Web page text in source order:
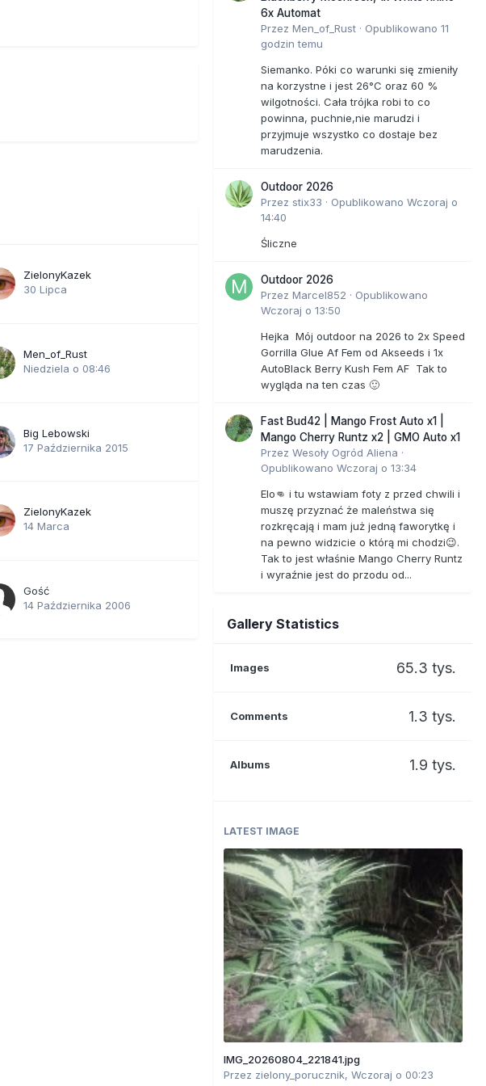
ZielonyKazek
30 Lipca
Men_of_Rust
Niedziela o 08:46
Big Lebowski
17 Października 2015
ZielonyKazek
14 Marca
Gość
14 Października 2006
6x Automat
Przez Men_of_Rust · Opublikowano 11
godzin temu
Siemanko. Póki co warunki się zmieniły
na korzystne i jest 26°C oraz 60 %
wilgotności. Cała trójka robi to co
powinna, puchnie,nie marudzi i
przyjmuje wszystko co dostaje bez
marudzenia.
Outdoor 2026
Przez stix33 · Opublikowano Wczoraj o
14:40
Śliczne
Outdoor 2026
Przez Marcel852 · Opublikowano
Wczoraj o 13:50
Hejka Mój outdoor na 2026 to 2x Speed
Gorrilla Glue Af Fem od Akseeds i 1x
AutoBlack Berry Kush Fem AF Tak to
wygląda na ten czas 🙂
Fast Bud42 | Mango Frost Auto x1 |
Mango Cherry Runtz x2 | GMO Auto x1
Przez Wesoły Ogród Aliena ·
Opublikowano Wczoraj o 13:34
Elo👊 i tu wstawiam foty z przed chwili i
muszę przyznać że maleństwa się
rozkręcają i mam już jedną faworytkę i
na pewno widzicie o którą mi chodzi😉.
Tak to jest właśnie Mango Cherry Runtz
i wyraźnie jest do przodu od...
Gallery Statistics
Images 65.3 tys.
Comments 1.3 tys.
Albums 1.9 tys.
LATEST IMAGE
IMG_20260804_221841.jpg
Przez zielony_porucznik, Wczoraj o 00:23